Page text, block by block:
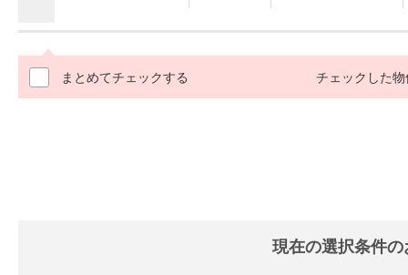
まとめてチェックする チェックした物
現在の選択条件